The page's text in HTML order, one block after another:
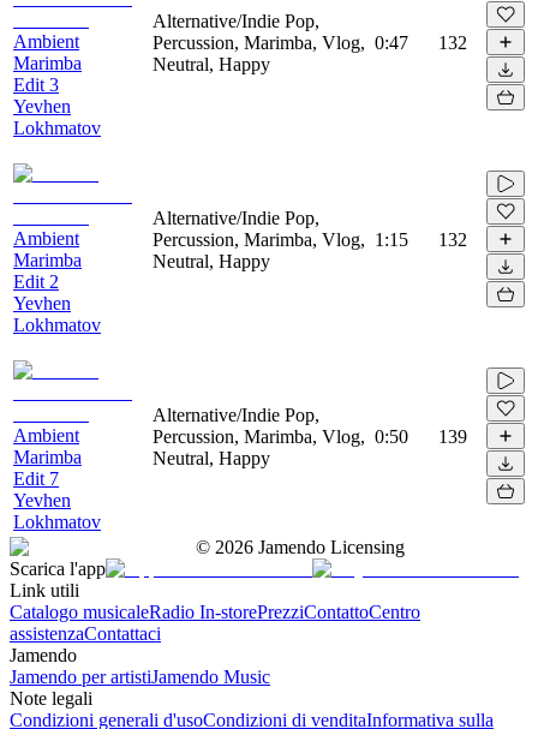
Ambient
Marimba
Edit 3
Yevhen
Lokhmatov
Alternative/Indie Pop,
Percussion, Marimba, Vlog,
Neutral, Happy
0:47 132
Ambient
Marimba
Edit 2
Yevhen
Lokhmatov
Alternative/Indie Pop,
Percussion, Marimba, Vlog,
Neutral, Happy
1:15 132
Ambient
Marimba
Edit 7
Yevhen
Lokhmatov
Alternative/Indie Pop,
Percussion, Marimba, Vlog,
Neutral, Happy
0:50 139
© 2026 Jamendo Licensing
Scarica l'app
Link utili
Catalogo musicaleRadio In-storePrezziContattoCentro
assistenzaContattaci
Jamendo
Jamendo per artistiJamendo Music
Note legali
Condizioni generali d'usoCondizioni di venditaInformativa sulla